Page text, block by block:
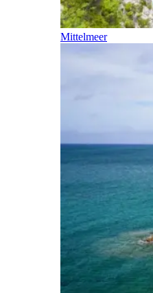
Mittelmeer